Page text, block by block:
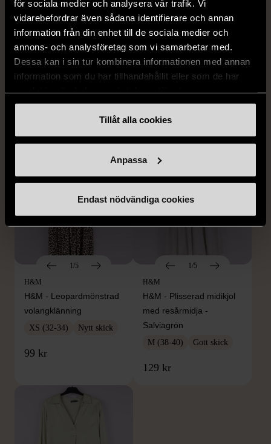
för sociala medier och analysera vår trafik. Vi
vidarebefordrar även sådana identifierare och annan
information från din enhet till de sociala medier och
annons- och analysföretag som vi samarbetar med.
Dessa kan i sin tur kombinera informationen med annan
information som du har tillhandahållit eller som de har
Tillåt alla cookies
Anpassa
Endast nödvändiga cookies
1/5
SNÖ of Sweden -
1/5
Mycket gott skick
399 kr
1/5
H&M
H&M - Leopardmönstrad
volangklänning
XS (32-34) Nytt skick
99 kr
1/5
H&M
H&M - Plisserad midikjol
med resårmidja -
Salviagrön
M (38-40) Gott skick
129 kr